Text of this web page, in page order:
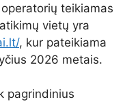
teikiamas
vietų yra
, kur pateikiama
2026 metais.
pagrindinius